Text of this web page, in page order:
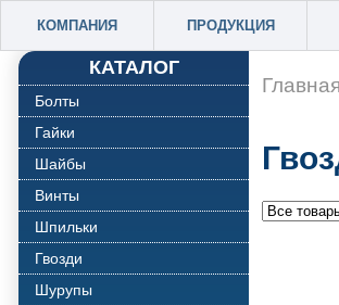
КОМПАНИЯ ПРОДУКЦИЯ
КАТАЛОГ
Болты
Гайки
Шайбы
Винты
Шпильки
Гвозди
Шурупы
Главная